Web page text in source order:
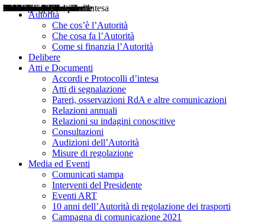
Autorità
Che cos’è l’Autorità
Che cosa fa l’Autorità
Come si finanzia l’Autorità
Delibere
Atti e Documenti
Accordi e Protocolli d’intesa
Atti di segnalazione
Pareri, osservazioni RdA e altre comunicazioni
Relazioni annuali
Relazioni su indagini conoscitive
Consultazioni
Audizioni dell’Autorità
Misure di regolazione
Media ed Eventi
Comunicati stampa
Interventi del Presidente
Eventi ART
10 anni dell’Autorità di regolazione dei trasporti
Campagna di comunicazione 2021
Delibere
Pareri
Consultazioni
Audizioni
Atti di Segnalazione
Accordi e Protocolli d'Intesa
Relazioni annuali
Misure di regolazione
Notizie
Comunicati Stampa
Bollettini ART
Convegni ART
Interviste del Presidente
Articoli in primo piano
Interventi del Presidente
2004
2005
2010
2013
2014
2015
2016
2017
2018
2019
202
2020
2021
2022
2023
2024
2025
2026
Aereo
Marittimo
Terrestre